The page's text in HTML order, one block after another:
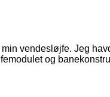
vendesløjfe. Jeg
og